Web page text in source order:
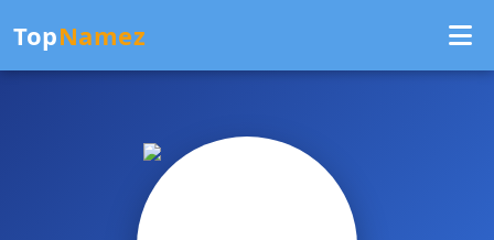
TopNamez